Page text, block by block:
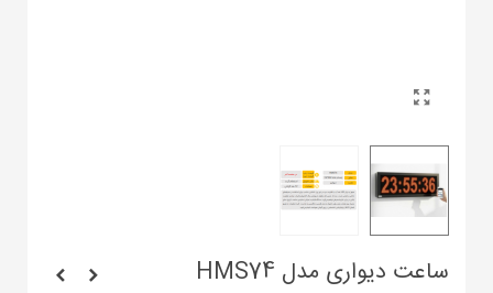
ساعت دیواری مدل HMS74